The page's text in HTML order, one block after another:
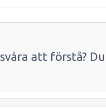
att förstå?